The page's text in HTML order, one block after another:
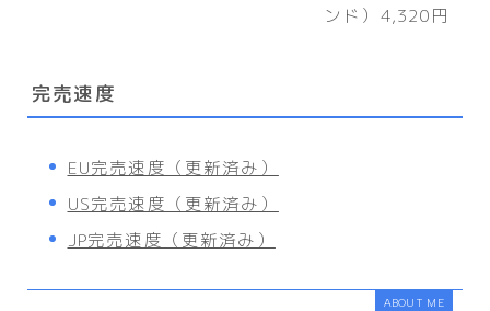
ンド）4,320円
完売速度
EU完売速度（更新済み）
US完売速度（更新済み）
JP完売速度（更新済み）
ABOUT ME